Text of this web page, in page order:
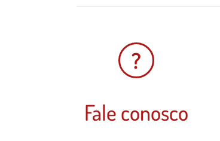
?
Fale conosco